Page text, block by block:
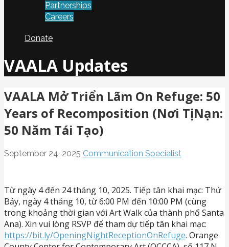
Partnerships
Careers
Donate
VAALA Updates
VAALA Mở Triển Lãm On Refuge: 50
Years of Recomposition (Nơi TịNạn:
50 Năm Tái Tạo)
September 24, 2025 Communication Specialist
Từ ngày 4 đến 24 tháng 10, 2025. Tiếp tân khai mạc: Thứ
Bảy, ngày 4 tháng 10, từ 6:00 PM đến 10:00 PM (cùng
trong khoảng thời gian với Art Walk của thành phố Santa
Ana). Xin vui lòng RSVP để tham dự tiếp tân khai mạc:
https://bit.ly/OpeningNightReceptionOnRefuge. Orange